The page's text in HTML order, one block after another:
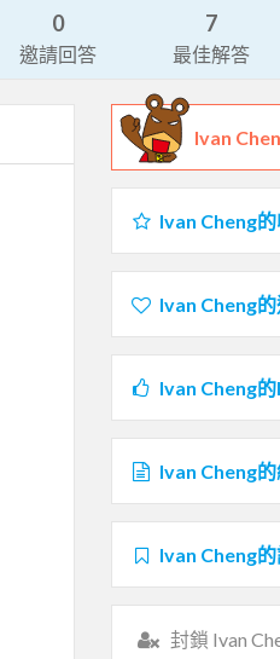
0
邀請回答
7
最佳解答
Ivan
Ivan Cheng
Ivan Cheng
Ivan Cheng
Ivan Cheng
Ivan Cheng
封鎖 Ivan